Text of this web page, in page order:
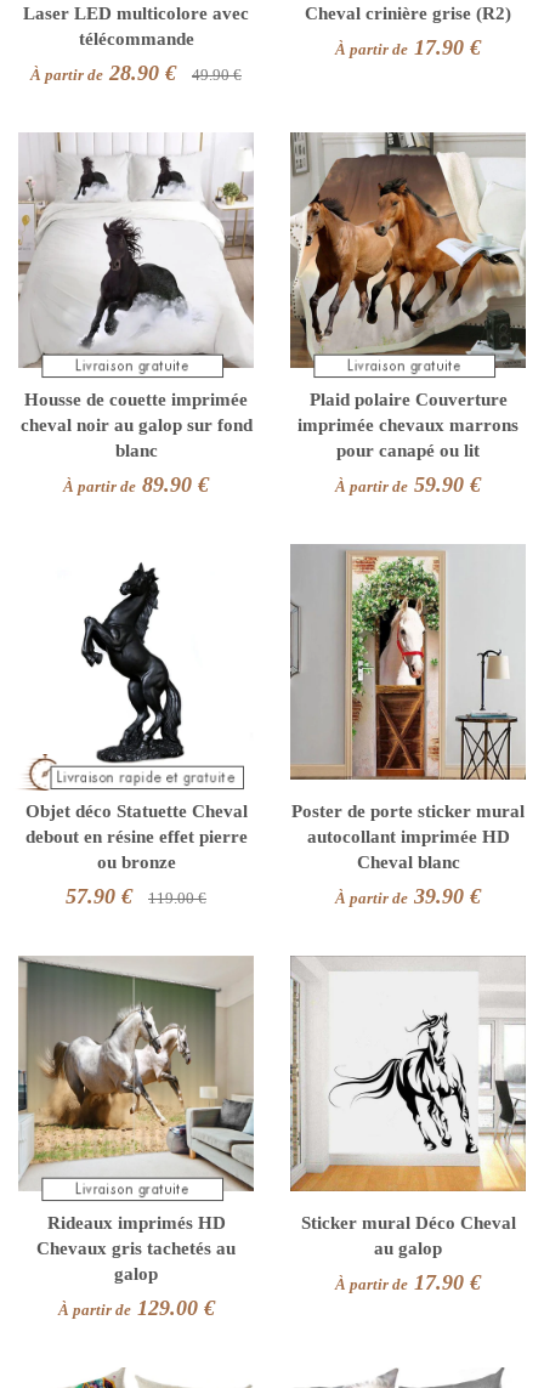
Laser LED multicolore avec
télécommande
À partir de 28.90 € 49.90 €
Cheval crinière grise (R2)
À partir de 17.90 €
Housse de couette imprimée
cheval noir au galop sur fond
blanc
À partir de 89.90 €
Plaid polaire Couverture
imprimée chevaux marrons
pour canapé ou lit
À partir de 59.90 €
Objet déco Statuette Cheval
debout en résine effet pierre
ou bronze
57.90 € 119.00 €
Poster de porte sticker mural
autocollant imprimée HD
Cheval blanc
À partir de 39.90 €
Rideaux imprimés HD
Chevaux gris tachetés au
galop
À partir de129.00 €
Sticker mural Déco Cheval
au galop
À partir de 17.90 €